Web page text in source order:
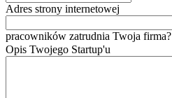
Adres strony internetowej
pracowników zatrudnia Twoja firma?
Opis Twojego Startup'u